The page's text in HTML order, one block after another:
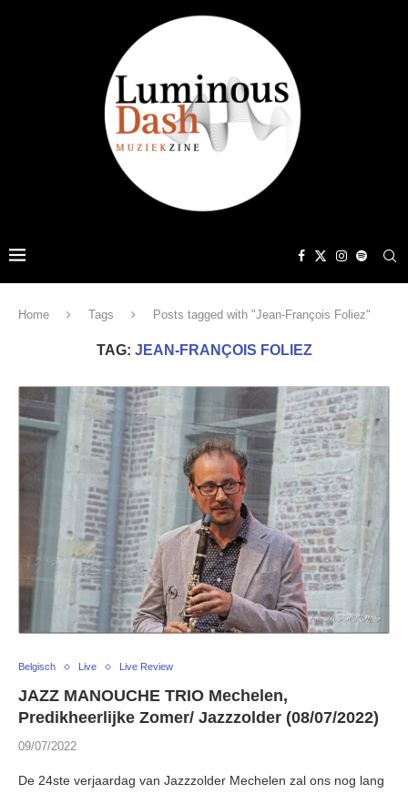
Home Tags Posts tagged with "Jean-François Foliez"
TAG: JEAN-FRANÇOIS FOLIEZ
Belgisch Live Live Review
JAZZ MANOUCHE TRIO Mechelen,
Predikheerlijke Zomer/ Jazzzolder (08/07/2022)
09/07/2022
De 24ste verjaardag van Jazzzolder Mechelen zal ons nog lang